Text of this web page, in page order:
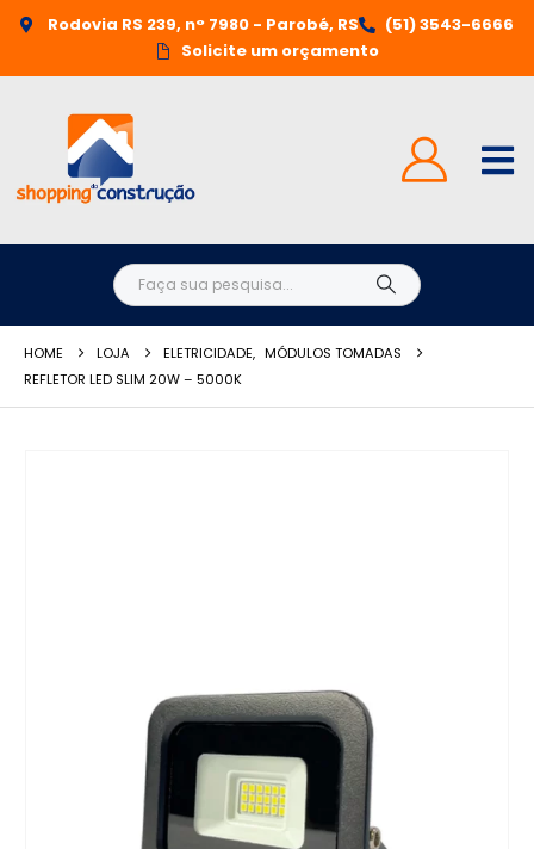
Rodovia RS 239, n° 7980 - Parobé, RS
(51) 3543-6666
Solicite um orçamento
HOME LOJA ELETRICIDADE, MÓDULOS TOMADAS
REFLETOR LED SLIM 20W – 5000K